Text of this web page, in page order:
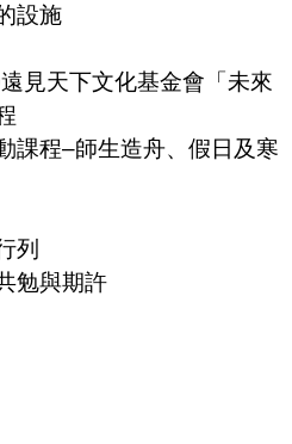
設施
見天下文化基金會「未來
課程–師生造舟、假日及寒
列
勉與期許